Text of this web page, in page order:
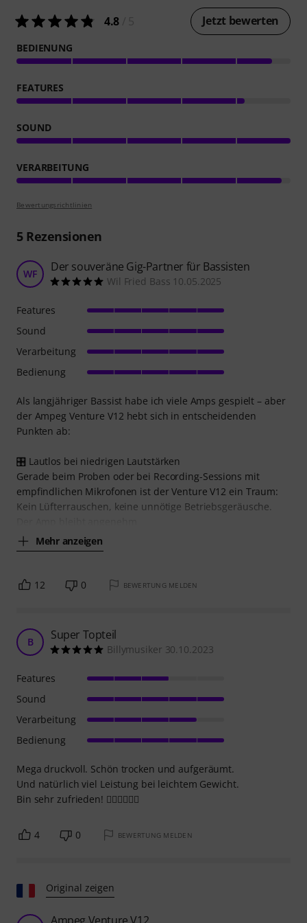
4.8 Jetzt bewerten
BEDIENUNG
FEATURES
SOUND
VERARBEITUNG
Bewertungsrichtlinien
5Rezensionen
WF Der souveräne Gig-Partner für Bassisten
Wil Fried Bass 10.05.2025
Als langjähriger Bassist habe ich viele Amps gespielt – aber
der Ampeg Venture V12 hebt sich in entscheidenden
Punkten ab:
🎛️ Lautlos bei niedrigen Lautstärken
Gerade beim Proben oder bei Recording-Sessions mit
empfindlichen Mikrofonen ist der Venture V12 ein Traum:
Kein Lüfterrauschen, keine unnötige Betriebsgeräusche.
Mehr anzeigen
Features
Sound
Verarbeitung
Bedienung
12 0 BEWERTUNG MELDEN
B Super Topteil
Billymusiker 30.10.2023
Mega druckvoll. Schön trocken und aufgeräumt.
Und natürlich viel Leistung bei leichtem Gewicht.
Bin sehr zufrieden! 👍🏻👍🏻👍🏻
Features
Sound
Verarbeitung
Bedienung
4 0 BEWERTUNG MELDEN
Original zeigen
Ampeg Venture V12